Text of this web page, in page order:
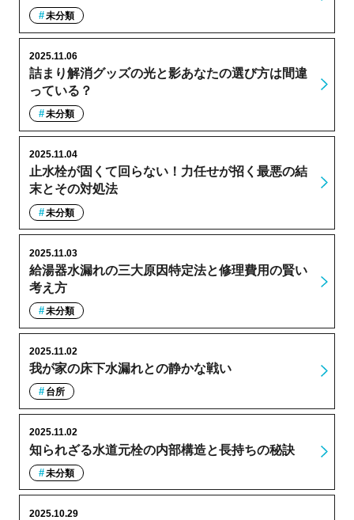
未分類
詰まり解消グッズの光と影あなたの選び方は間違
っている？
2025.11.06
未分類
止水栓が固くて回らない！力任せが招く最悪の結
末とその対処法
2025.11.04
未分類
給湯器水漏れの三大原因特定法と修理費用の賢い
考え方
2025.11.03
未分類
我が家の床下水漏れとの静かな戦い
2025.11.02
台所
知られざる水道元栓の内部構造と長持ちの秘訣
2025.11.02
未分類
2025.10.29